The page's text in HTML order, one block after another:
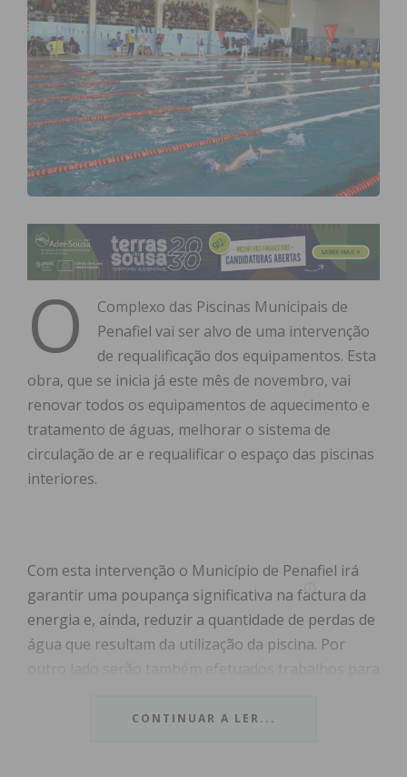
O
Complexo das Piscinas Municipais de
Penafiel vai ser alvo de uma intervenção
de requalificação dos equipamentos. Esta
obra, que se inicia já este mês de novembro, vai
renovar todos os equipamentos de aquecimento e
tratamento de águas, melhorar o sistema de
circulação de ar e requalificar o espaço das piscinas
interiores.
Com esta intervenção o Município de Penafiel irá
garantir uma poupança significativa na factura da
energia e, ainda, reduzir a quantidade de perdas de
água que resultam da utilização da piscina. Por
piscinas e uma temperatura exterior mais estável,
CONTINUAR A LER...